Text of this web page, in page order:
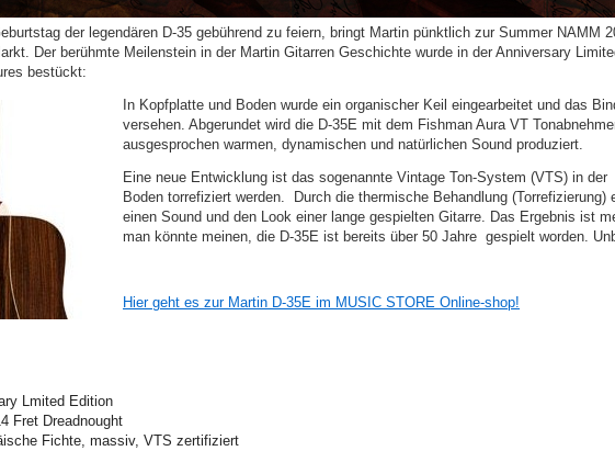
der legendären D-35 gebührend zu feiern, bringt Martin pünktlich zur Summer NAMM
Der berühmte Meilenstein in der Martin Gitarren Geschichte wurde in der Anniversary
bestückt:
In Kopfplatte und Boden wurde ein organischer Keil eingearbeitet und das
versehen. Abgerundet wird die D-35E mit dem Fishman Aura VT
ausgesprochen warmen, dynamischen und natürlichen Sound produziert.
Eine neue Entwicklung ist das sogenannte Vintage Ton-System (VTS) in der
Boden torrefiziert werden. Durch die thermische Behandlung (Torrefizierung)
einen Sound und den Look einer lange gespielten Gitarre. Das Ergebnis ist
man könnte meinen, die D-35E ist bereits über 50 Jahre gespielt worden.
Hier geht es zur Martin D-35E im MUSIC STORE Online-shop!
Lmited Edition
Fret Dreadnought
Fichte, massiv, VTS zertifiziert